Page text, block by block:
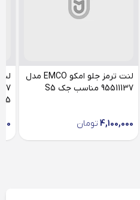
لنت ترمز جلو امکو EMCO مدل
95511137 مناسب جک S5
4,100,000 تومان
J5